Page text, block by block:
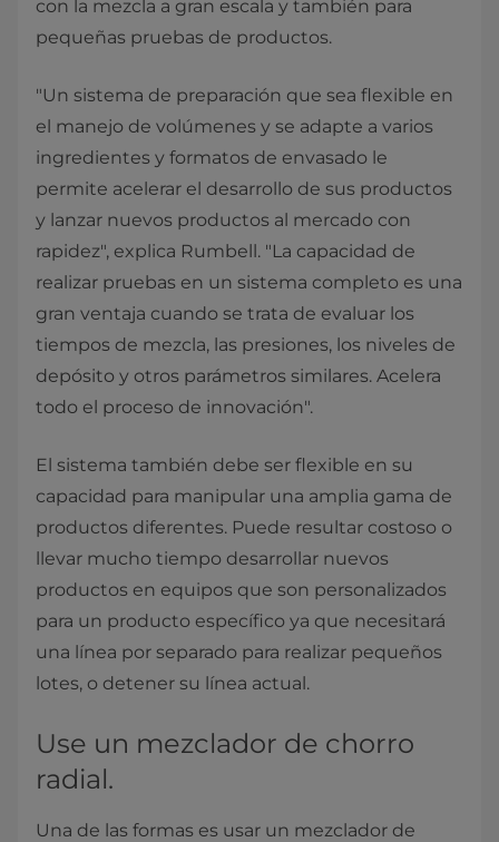
con la mezcla a gran escala y también para
pequeñas pruebas de productos.
"Un sistema de preparación que sea flexible en
el manejo de volúmenes y se adapte a varios
ingredientes y formatos de envasado le
permite acelerar el desarrollo de sus productos
y lanzar nuevos productos al mercado con
rapidez", explica Rumbell. "La capacidad de
realizar pruebas en un sistema completo es una
gran ventaja cuando se trata de evaluar los
tiempos de mezcla, las presiones, los niveles de
depósito y otros parámetros similares. Acelera
todo el proceso de innovación".
El sistema también debe ser flexible en su
capacidad para manipular una amplia gama de
productos diferentes. Puede resultar costoso o
llevar mucho tiempo desarrollar nuevos
productos en equipos que son personalizados
para un producto específico ya que necesitará
una línea por separado para realizar pequeños
lotes, o detener su línea actual.
Use un mezclador de chorro
radial.
Una de las formas es usar un mezclador de